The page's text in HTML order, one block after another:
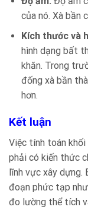
của nó. Xà bần
Kích thước và
hình dạng bất
khăn. Trong
đống xà bần
hơn.
Kết luận
Việc tính toán
phải có kiến thức
lĩnh vực xây dựng.
đoạn phức tạp
đo lường thể tích